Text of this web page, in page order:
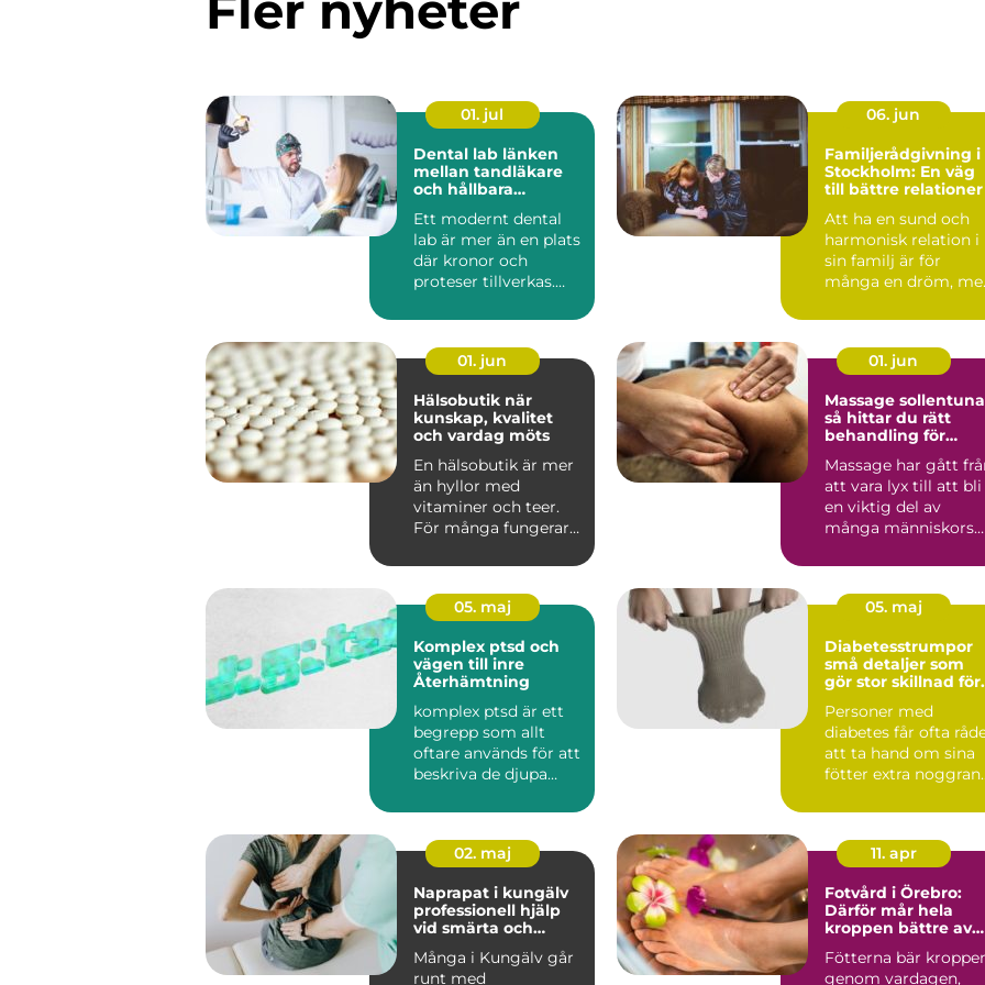
01. jul
Dental lab länken
mellan tandläkare
och hållbara
Ett modernt dental
lab är mer än en plats
där kronor och
proteser tillverkas.
förlängni...
06. jun
Familjerådgivning i
Stockholm: En väg
till bättre relationer
Att ha en sund och
harmonisk relation i
sin familj är för
många en dröm,
01. jun
Hälsobutik när
kunskap, kvalitet
och vardag möts
En hälsobutik är mer
än hyllor med
vitaminer och teer.
För många fungerar
mötesplats där ...
01. jun
Massage sollentuna
så hittar du rätt
behandling för
Massage har gått
att vara lyx till att bli
en viktig del av
många människors
05. maj
Komplex ptsd och
vägen till inre
Återhämtning
komplex ptsd är ett
begrepp som allt
oftare används för att
beskriva de djupa
oc...
05. maj
Diabetesstrumpor
små detaljer som
gör stor skillnad för
Personer med
diabetes får ofta
att ta hand om sina
fötter extra
02. maj
Naprapat i kungälv
professionell hjälp
vid smärta och
Många i Kungälv går
runt med
11. apr
Fotvård i Örebro:
Därför mår hela
kroppen bättre av
Fötterna bär
genom vardagen,